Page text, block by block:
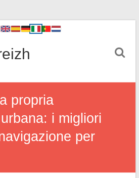
propria
i migliori
per